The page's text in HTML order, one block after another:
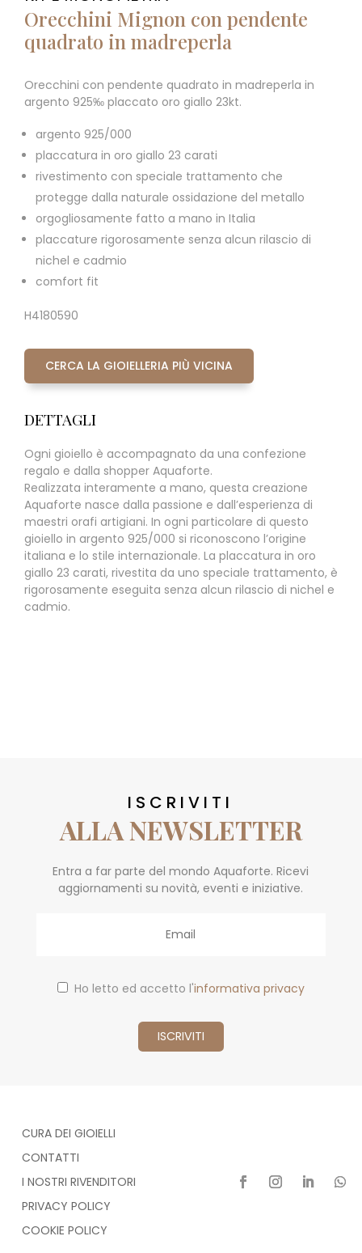
Orecchini Mignon con pendente
quadrato in madreperla
Orecchini con pendente quadrato in madreperla in
argento 925‰ placcato oro giallo 23kt.
argento 925/000
placcatura in oro giallo 23 carati
rivestimento con speciale trattamento che
protegge dalla naturale ossidazione del metallo
orgogliosamente fatto a mano in Italia
placcature rigorosamente senza alcun rilascio di
nichel e cadmio
comfort fit
H4180590
CERCA LA GIOIELLERIA PIÙ VICINA
DETTAGLI
Ogni gioiello è accompagnato da una confezione
regalo e dalla shopper Aquaforte.
Realizzata interamente a mano, questa creazione
Aquaforte nasce dalla passione e dall’esperienza di
maestri orafi artigiani. In ogni particolare di questo
gioiello in argento 925/000 si riconoscono l’origine
italiana e lo stile internazionale. La placcatura in oro
giallo 23 carati, rivestita da uno speciale trattamento, è
rigorosamente eseguita senza alcun rilascio di nichel e
cadmio.
ISCRIVITI
ALLA NEWSLETTER
Entra a far parte del mondo Aquaforte. Ricevi
aggiornamenti su novità, eventi e iniziative.
Ho letto ed accetto l'informativa privacy
CURA DEI GIOIELLI
CONTATTI
I NOSTRI RIVENDITORI
PRIVACY POLICY
COOKIE POLICY